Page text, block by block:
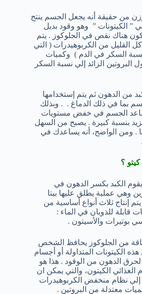
من حقيقة أنه يجعل الجسم ينتج
الكيتونات ” وهو وقود بديل
هناك نقص في الجلوكوز . يتم
القليل من الكربوهيدرات ( التي
السكر في الدم ) وكميات
البروتين الزائد إلي نسبة السكر
من الدهون ثم يتم إستخدامها
بما في ذلك الدماغ . . وبذلك
الجسم في خفض مستويات
بنسبة كبيرة . يصبح من السهل
. ومن الواضح، أنه يساعدك في
؟
الكبد بكسر الدهون في
وهي عملية يطلق عليها بيتا
إنتاج ثلاث أنواع أساسية من
قابلة للذوبان في الماء :
بوتيرات والأسيتون .
من الجلوكوز يحافظ الشخص
الكيتونات المتداولة أو أجسام
الدهون من الوقود . هذا هو
الكيتون، والتي يمكن ان
نظام منخفض الكربوهيدرات
معتدلة من البروتين .